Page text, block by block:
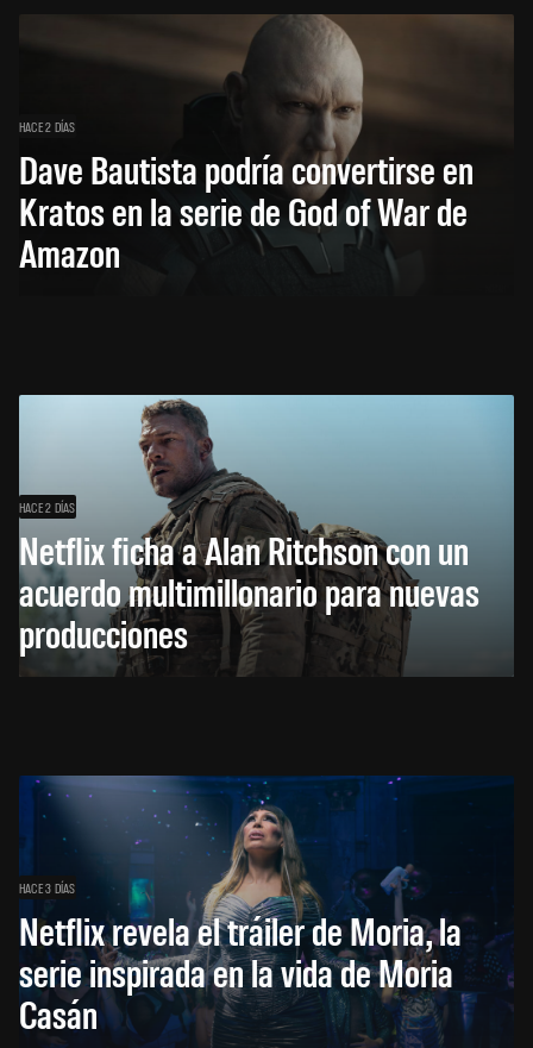
HACE 2 DÍAS
Dave Bautista podría convertirse en
Kratos en la serie de God of War de
Amazon
HACE 2 DÍAS
Netflix ficha a Alan Ritchson con un
acuerdo multimillonario para nuevas
producciones
HACE 3 DÍAS
Netflix revela el tráiler de Moria, la
serie inspirada en la vida de Moria
Casán